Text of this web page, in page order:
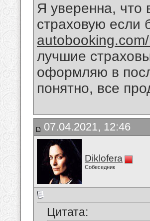
Я уверенна,
страховую если
лучшие
оформляю в
понятно, все
07.04.2021, 12:46
Diklofera
Собеседник
Цитата: